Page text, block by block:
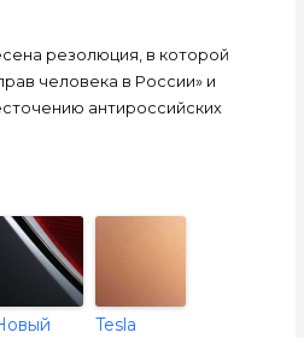
резолюция, в которой
человека в России» и
антироссийских
Tesla